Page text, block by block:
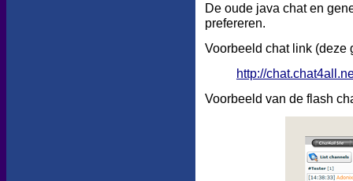
De oude java chat en
prefereren.
Voorbeeld chat link (deze
http://
Voorbeeld van de flash